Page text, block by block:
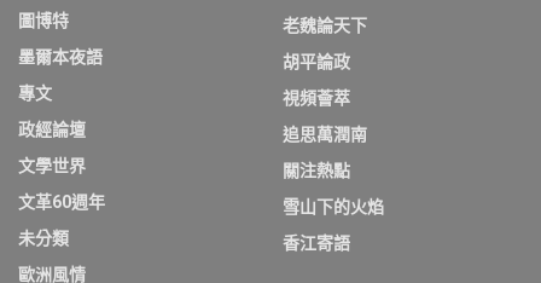
圖博特
墨爾本夜語
專文
政經論壇
文學世界
文革60週年
未分類
歐洲風情
老魏論天下
胡平論政
視頻薈萃
追思萬潤南
關注熱點
雪山下的火焰
香江寄語